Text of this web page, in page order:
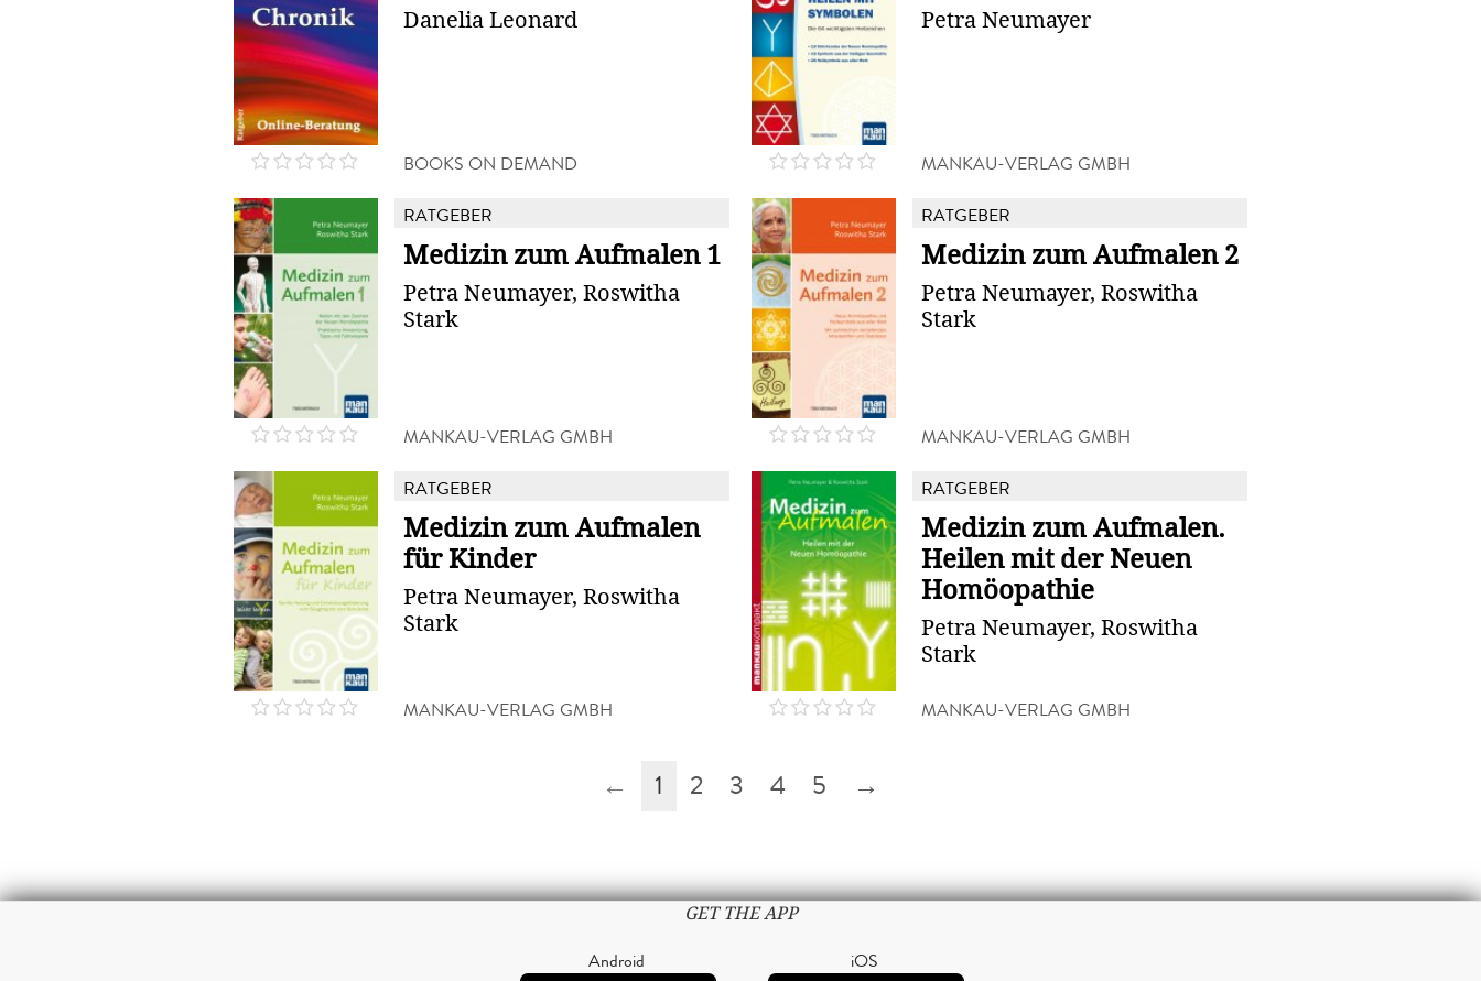
Danelia Leonard
BOOKS ON DEMAND
Petra Neumayer
MANKAU-VERLAG GMBH
RATGEBER
Medizin zum Aufmalen 1
Petra Neumayer, Roswitha
Stark
MANKAU-VERLAG GMBH
RATGEBER
Medizin zum Aufmalen 2
Petra Neumayer, Roswitha
Stark
MANKAU-VERLAG GMBH
RATGEBER
Medizin zum Aufmalen
für Kinder
Petra Neumayer, Roswitha
Stark
MANKAU-VERLAG GMBH
RATGEBER
Medizin zum Aufmalen.
Heilen mit der Neuen
Homöopathie
Petra Neumayer, Roswitha
Stark
MANKAU-VERLAG GMBH
← 1 2 3 4 5 →
GET THE APP
Android iOS